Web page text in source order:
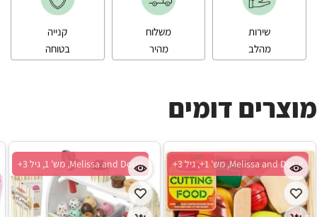
שירות
מהלב
משלוח
מהיר
קנייה
בטוחה
מוצרים דומים
Melissa and Doug, מש' 1, גיל 3+ Melissa and Doug, מש' 1+, גיל 3+